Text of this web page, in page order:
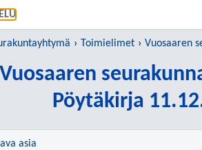
SIIRRY
Toimielimet Vuosaaren
Vuosaaren
Pöytäkirja
asia